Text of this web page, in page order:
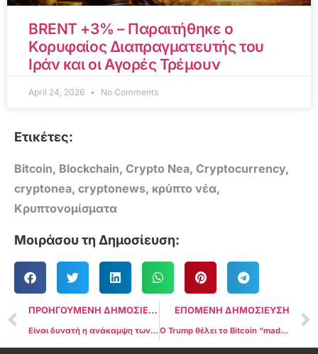
BRENT +3% – Παραιτήθηκε ο
Κορυφαίος Διαπραγματευτής του
Ιράν και οι Αγορές Τρέμουν
April 24, 2026 No Comments
Ετικέτες:
Bitcoin, Blockchain, Crypto Nea, Cryptocurrency,
cryptonea, cryptonews, κρύπτο νέα,
Κρυπτονομίσματα
Μοιράσου τη Δημοσίευση:
ΠΡΟΗΓΟΥΜΕΝΗ ΔΗΜΟΣΙΕΥΣΗ
Είναι δυνατή η ανάκαμψη των $170 για το SOL; Δύο βασικοί δείκτες προτείνουν “Αγορά”
ΕΠΟΜΕΝΗ ΔΗΜΟΣΙΕΥΣΗ
Ο Trump θέλει το Bitcoin “made in the USA”